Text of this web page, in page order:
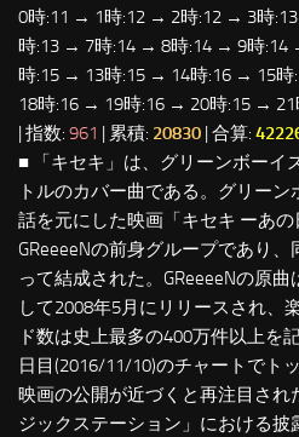
0時:11 → 1時:12 → 2時:12 → 3時
時:13 → 7時:14 → 8時:14 → 9時
時:15 → 13時:15 → 14時:16 → 15
18時:16 → 19時:16 → 20時:15 →
| 指数: 961 | 累積: 20830 | 合算:
■ 「キセキ」は、グリーンボーイ
トルのカバー曲である。グリーン
話を元にした映画「キセキ ーあ
GReeeeNの前身グループであり
って結成された。GReeeeNの原
して2008年5月にリリースされ、
ド数は史上最多の400万件以上を
日目(2016/11/10)のチャートでト
映画の公開が近づくと再注目され
ジックステーション」における